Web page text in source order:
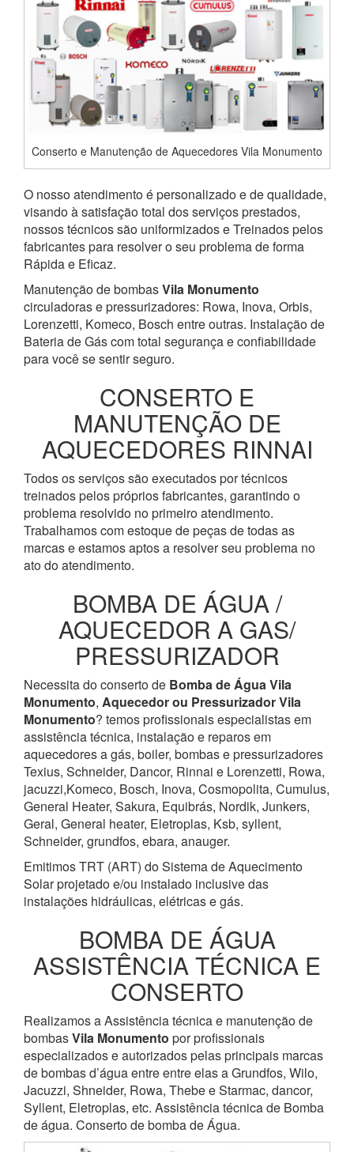
Conserto e Manutenção de Aquecedores Vila Monumento
O nosso atendimento é personalizado e de qualidade,
visando à satisfação total dos serviços prestados,
nossos técnicos são uniformizados e Treinados pelos
fabricantes para resolver o seu problema de forma
Rápida e Eficaz.
Manutenção de bombasVila Monumento
circuladoras e pressurizadores: Rowa, Inova, Orbis,
Lorenzetti, Komeco, Bosch entre outras. Instalação de
Bateria de Gás com total segurança e confiabilidade
para você se sentir seguro.
CONSERTO E
MANUTENÇÃO DE
AQUECEDORES RINNAI
Todos os serviços são executados por técnicos
treinados pelos próprios fabricantes, garantindo o
problema resolvido no primeiro atendimento.
Trabalhamos com estoque de peças de todas as
marcas e estamos aptos a resolver seu problema no
ato do atendimento.
BOMBA DE ÁGUA /
AQUECEDOR A GAS/
PRESSURIZADOR
Necessita do conserto de Bomba de ÁguaVila
Monumento, Aquecedor ou PressurizadorVila
Monumento? temos profissionais especialistas em
assistência técnica, instalação e reparos em
aquecedores a gás, boiler, bombas e pressurizadores
Texius, Schneider, Dancor, Rinnai e Lorenzetti, Rowa,
jacuzzi,Komeco, Bosch, Inova, Cosmopolita, Cumulus,
General Heater, Sakura, Equibrás, Nordik, Junkers,
Geral, General heater, Eletroplas, Ksb, syllent,
Schneider, grundfos, ebara, anauger.
Emitimos TRT (ART) do Sistema de Aquecimento
Solar projetado e/ou instalado inclusive das
instalações hidráulicas, elétricas e gás.
BOMBA DE ÁGUA
ASSISTÊNCIA TÉCNICA E
CONSERTO
Realizamos a Assistência técnica e manutenção de
bombasVila Monumento por profissionais
especializados e autorizados pelas principais marcas
de bombas d’água entre entre elas a Grundfos, Wilo,
Jacuzzi, Shneider, Rowa, Thebe e Starmac, dancor,
Syllent, Eletroplas, etc. Assistência técnica de Bomba
de água. Conserto de bomba de Água.